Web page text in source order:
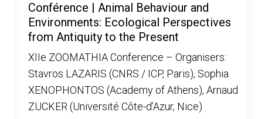
Conférence | Animal Behaviour and
Environments: Ecological Perspectives
from Antiquity to the Present
XIIe ZOOMATHIA Conference – Organisers:
Stavros LAZARIS (CNRS / ICP, Paris), Sophia
XENOPHONTOS (Academy of Athens), Arnaud
ZUCKER (Université Côte-d’Azur, Nice)